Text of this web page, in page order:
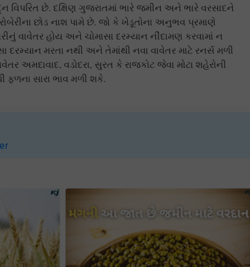
વિપરિત છે. દક્ષિણ ગુજરાતમાં ભારે જમીન અને ભારે વરસાદને
છોડ નાશ પામે છે. જો કે ખેડૂતોના અનુભવ પ્રમાણે
વાવેતર હોય અને ચોમાસા દરમ્યાન નીંદામણ કરવામાં ન
દરમ્યાન મરતા નથી અને તેમાંથી નવા વાવેતર માટે રનર્સ મળી
અમદાવાદ, વડોદરા, સુરત કે રાજકોટ જેવા મોટા શહેરોની
સારા ભાવ મળી શકે.